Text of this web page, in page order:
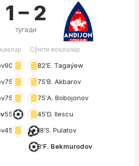
90′
75′
75′
55′
45′
1 – 2
тугади
Сўнгги воқеалар
82′E. Tagaýew
75′B. Akbarov
75′A. Bobojonov
45′D. Ilescu
18′S. Pulatov
8′F. Bekmurodov